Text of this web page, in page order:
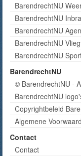
BarendrechtNU
BarendrechtNU
BarendrechtNU
BarendrechtNU
BarendrechtNU
BarendrechtNU
© BarendrechtNU -
BarendrechtNU
Copyrightbeleid
Algemene
Contact
Contact